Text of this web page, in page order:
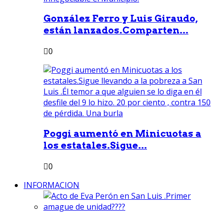
González Ferro y Luis Giraudo,
están lanzados.Comparten...
0
Poggi aumentó en Minicuotas a
los estatales.Sigue...
0
INFORMACION